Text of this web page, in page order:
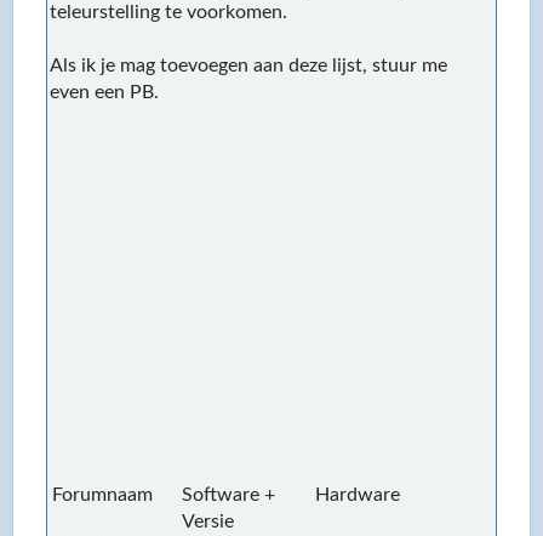
teleurstelling te voorkomen.
Als ik je mag toevoegen aan deze lijst, stuur me
even een PB.
Forumnaam
Software +
Versie
Hardware